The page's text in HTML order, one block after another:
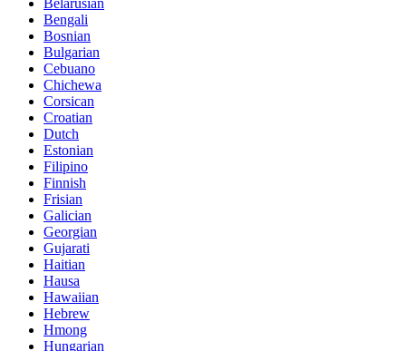
Bengali
Bosnian
Bulgarian
Cebuano
Chichewa
Corsican
Croatian
Dutch
Estonian
Filipino
Finnish
Frisian
Galician
Georgian
Gujarati
Haitian
Hausa
Hawaiian
Hebrew
Hmong
Hungarian